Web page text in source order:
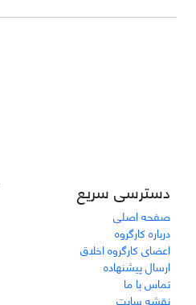
دسترسی سریع
صفحه اصلی
درباره کارگروه
اعضای کارگروه اخلاق
ارسال پیشنهاده
تماس با ما
نقشه سایت